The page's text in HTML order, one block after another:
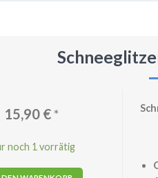
15,90 €*
noch 1 vorrätig